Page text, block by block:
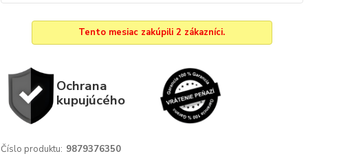
Tento mesiac zakúpili 2 zákazníci.
Ochrana
kupujúcého
Číslo produktu: 9879376350